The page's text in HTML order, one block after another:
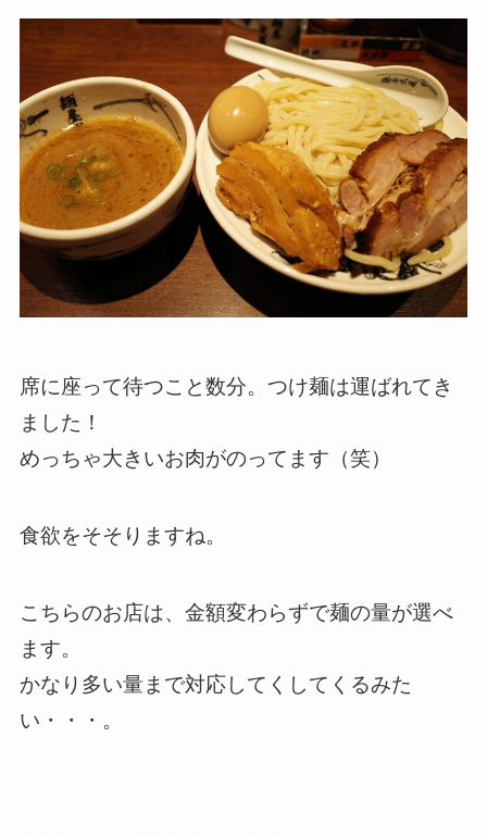
席に座って待つこと数分。つけ麺は運ばれてき
ました！
めっちゃ大きいお肉がのってます（笑）
食欲をそそりますね。
こちらのお店は、金額変わらずで麺の量が選べ
ます。
かなり多い量まで対応してくしてくるみた
い・・・。